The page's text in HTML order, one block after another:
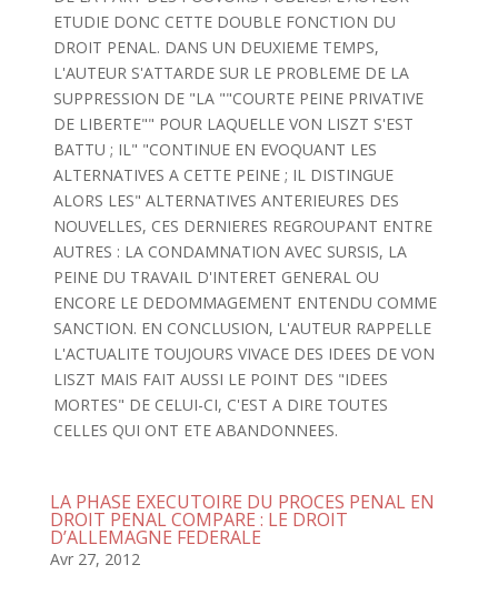
ETUDIE DONC CETTE DOUBLE FONCTION DU
DROIT PENAL. DANS UN DEUXIEME TEMPS,
L'AUTEUR S'ATTARDE SUR LE PROBLEME DE LA
SUPPRESSION DE "LA ""COURTE PEINE PRIVATIVE
DE LIBERTE"" POUR LAQUELLE VON LISZT S'EST
BATTU ; IL" "CONTINUE EN EVOQUANT LES
ALTERNATIVES A CETTE PEINE ; IL DISTINGUE
ALORS LES" ALTERNATIVES ANTERIEURES DES
NOUVELLES, CES DERNIERES REGROUPANT ENTRE
AUTRES : LA CONDAMNATION AVEC SURSIS, LA
PEINE DU TRAVAIL D'INTERET GENERAL OU
ENCORE LE DEDOMMAGEMENT ENTENDU COMME
SANCTION. EN CONCLUSION, L'AUTEUR RAPPELLE
L'ACTUALITE TOUJOURS VIVACE DES IDEES DE VON
LISZT MAIS FAIT AUSSI LE POINT DES "IDEES
MORTES" DE CELUI-CI, C'EST A DIRE TOUTES
CELLES QUI ONT ETE ABANDONNEES.
LA PHASE EXECUTOIRE DU PROCES PENAL EN
DROIT PENAL COMPARE : LE DROIT
D’ALLEMAGNE FEDERALE
Avr 27, 2012